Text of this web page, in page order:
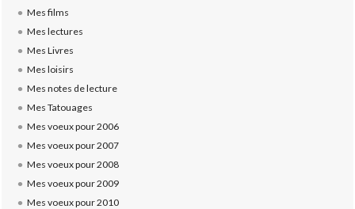
Mes films
Mes lectures
Mes Livres
Mes loisirs
Mes notes de lecture
Mes Tatouages
Mes voeux pour 2006
Mes voeux pour 2007
Mes voeux pour 2008
Mes voeux pour 2009
Mes voeux pour 2010